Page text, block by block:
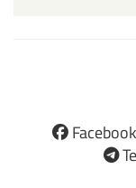
Facebook